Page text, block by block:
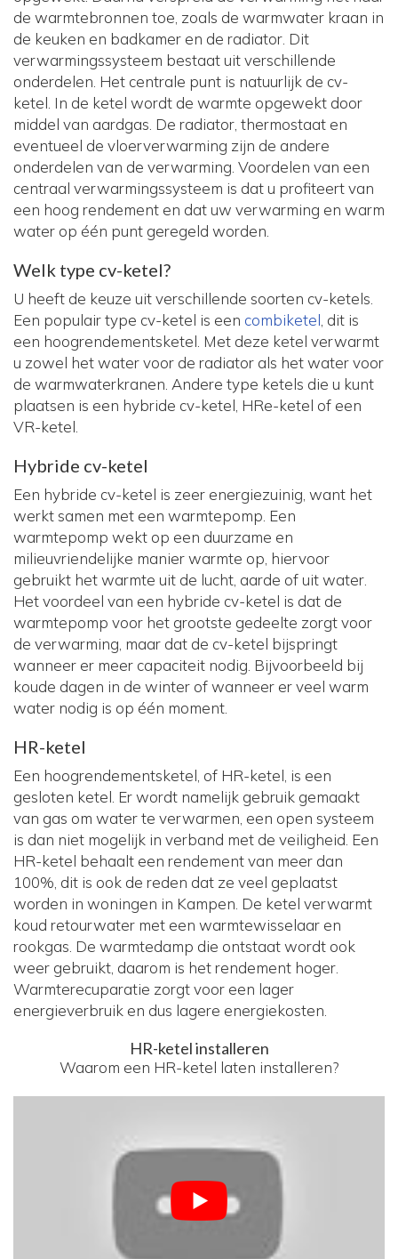
de warmtebronnen toe, zoals de warmwater kraan in
de keuken en badkamer en de radiator. Dit
verwarmingssysteem bestaat uit verschillende
onderdelen. Het centrale punt is natuurlijk de cv-
ketel. In de ketel wordt de warmte opgewekt door
middel van aardgas. De radiator, thermostaat en
eventueel de vloerverwarming zijn de andere
onderdelen van de verwarming. Voordelen van een
centraal verwarmingssysteem is dat u profiteert van
een hoog rendement en dat uw verwarming en warm
water op één punt geregeld worden.
Welk type cv-ketel?
U heeft de keuze uit verschillende soorten cv-ketels.
Een populair type cv-ketel is een combiketel , dit is
een hoogrendementsketel. Met deze ketel verwarmt
u zowel het water voor de radiator als het water voor
de warmwaterkranen. Andere type ketels die u kunt
plaatsen is een hybride cv-ketel, HRe-ketel of een
VR-ketel.
Hybride cv-ketel
Een hybride cv-ketel is zeer energiezuinig, want het
werkt samen met een warmtepomp. Een
warmtepomp wekt op een duurzame en
milieuvriendelijke manier warmte op, hiervoor
gebruikt het warmte uit de lucht, aarde of uit water.
Het voordeel van een hybride cv-ketel is dat de
warmtepomp voor het grootste gedeelte zorgt voor
de verwarming, maar dat de cv-ketel bijspringt
wanneer er meer capaciteit nodig. Bijvoorbeeld bij
koude dagen in de winter of wanneer er veel warm
water nodig is op één moment.
HR-ketel
Een hoogrendementsketel, of HR-ketel, is een
gesloten ketel. Er wordt namelijk gebruik gemaakt
van gas om water te verwarmen, een open systeem
is dan niet mogelijk in verband met de veiligheid. Een
HR-ketel behaalt een rendement van meer dan
100%, dit is ook de reden dat ze veel geplaatst
worden in woningen in Kampen. De ketel verwarmt
koud retourwater met een warmtewisselaar en
rookgas. De warmtedamp die ontstaat wordt ook
weer gebruikt, daarom is het rendement hoger.
Warmterecuparatie zorgt voor een lager
energieverbruik en dus lagere energiekosten.
HR-ketel installeren
Waarom een HR-ketel laten installeren?